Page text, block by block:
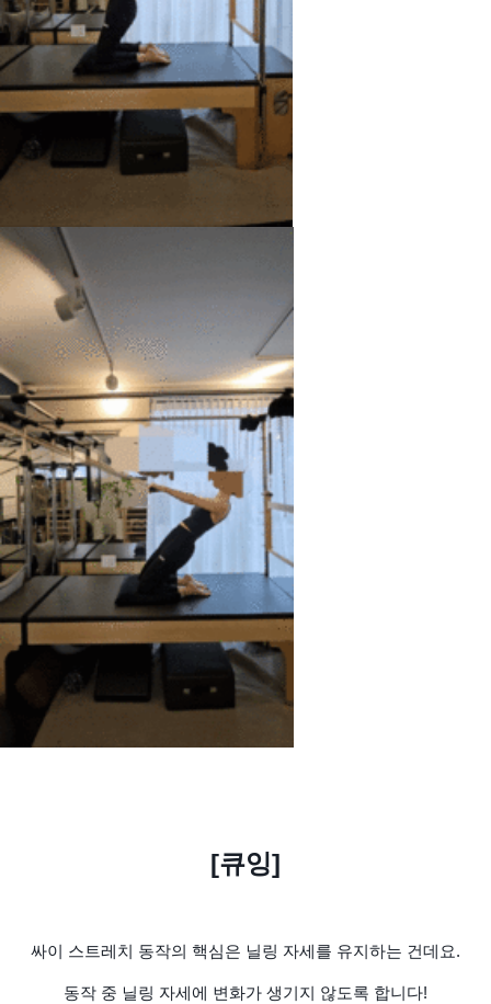
[큐잉]
싸이 스트레치 동작의 핵심은 닐링 자세를 유지하는 건데요.
동작 중 닐링 자세에 변화가 생기지 않도록 합니다!